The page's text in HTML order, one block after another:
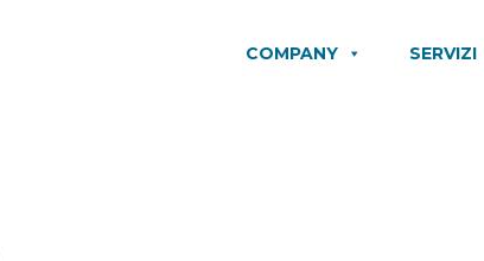
COMPANY SERVIZI